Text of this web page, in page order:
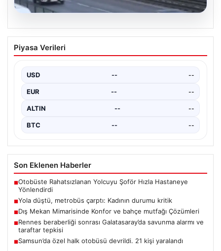
04.08.2026
Yola düştü, metrobüs çarptı: Kadının
durumu kritik
Piyasa Verileri
USD -- --
EUR -- --
ALTIN -- --
BTC -- --
Son Eklenen Haberler
■Otobüste Rahatsızlanan Yolcuyu Şoför Hızla Hastaneye
Yönlendirdi
■Yola düştü, metrobüs çarptı: Kadının durumu kritik
■Dış Mekan Mimarisinde Konfor ve bahçe mutfağı Çözümleri
■Rennes beraberliği sonrası Galatasaray’da savunma alarmı ve
taraftar tepkisi
■Samsun’da özel halk otobüsü devrildi. 21 kişi yaralandı